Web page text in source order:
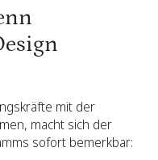
mit der
macht sich der
sofort bemerkbar: